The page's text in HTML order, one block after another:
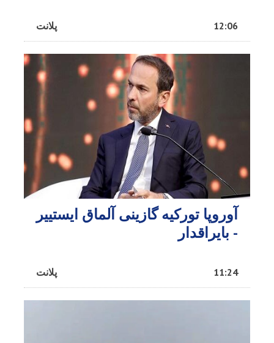
پلانت 12:06
آوروپا تورکیه گازینی آلماق ایستییر
- بایراقدار
پلانت 11:24